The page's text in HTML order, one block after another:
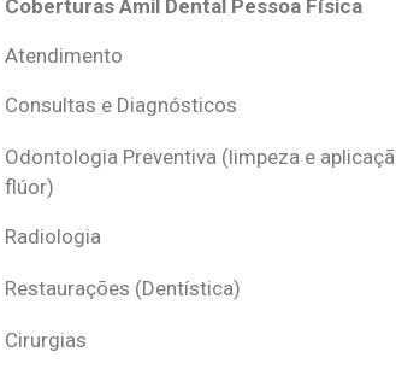
Coberturas Amil Dental Pessoa Física
Coberturas Amil Dental Pessoa Física
Atendimento
Consultas e Diagnósticos
Odontologia Preventiva (limpeza e
flúor)
Radiologia
Restaurações (Dentística)
Cirurgias